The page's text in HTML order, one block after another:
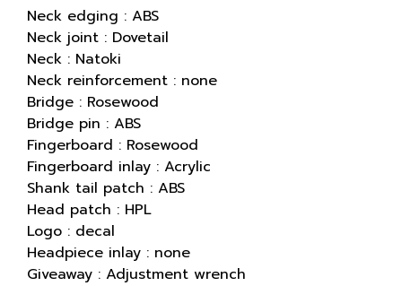
Neck edging : ABS
Neck joint : Dovetail
Neck : Natoki
Neck reinforcement : none
Bridge : Rosewood
Bridge pin : ABS
Fingerboard : Rosewood
Fingerboard inlay : Acrylic
Shank tail patch : ABS
Head patch : HPL
Logo : decal
Headpiece inlay : none
Giveaway : Adjustment wrench